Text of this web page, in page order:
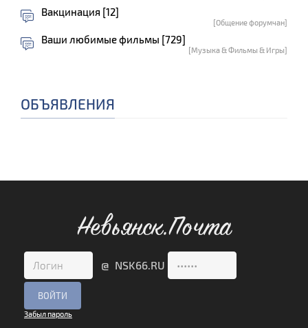
Вакцинация [12]
[Общение форумчан]
Ваши любимые фильмы [729]
[Музыка & Фильмы & Игры]
ОБЪЯВЛЕНИЯ
Невьянск.Почта
@ NSK66.RU
Забыл пароль